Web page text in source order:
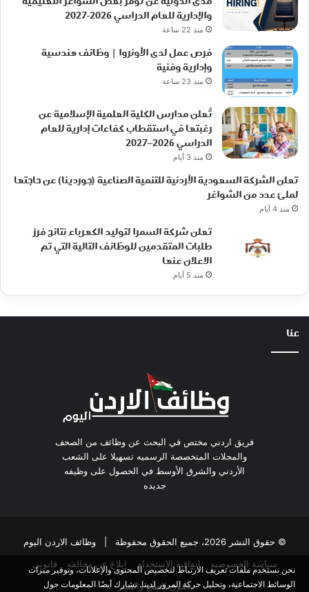
والإدارية للعام الدراسي 2026-2027
منذ 22 ساعة
فرص عمل لدى الأونروا | وظائف هندسية
وإدارية وفنية
منذ 23 ساعة
تُعلن مدارس الكلية العلمية الإسلامية عن
رغبتها في استقطاب كفاءات إدارية للعام
الدراسي 2026–2027
منذ 3 أيام
تعلن الشركة السعودية الأردنية للتنمية الصناعية (جوردينا) عن حاجتها
لملئ عدد من الشواغر
منذ 4 أيام
تعلن شركة السمرا لتوليد الكهرباء نتائج فرز
طلبات المتقدمين للوظائف التالية التي تم
الاعلان عنها
منذ 5 أيام
عنا
فريق اردني مختص في البحث عن وظائف من الصحف
والمجلات المتخصصة الرسميه تسهيلا على الشعب
الأردني والشرق الأوسط في الحصول على وظيفه
جديده
© حقوق النشر 2026، جميع الحقوق محفوظة |
وظائف الاردن اليوم
سياسة الخصوصيه
اتفاقية الاستخدام ابلاغ عن مخالفه
قانوني
حقوق الطبع والنشر
نحن نستخدم ملفات تعريف الارتباط لتخصيص المحتوى والإعلانات، وتوفير ميزات
الوسائط الاجتماعية، وتحليل حركة المرور لدينا. نشارك أيضًا المعلومات حول